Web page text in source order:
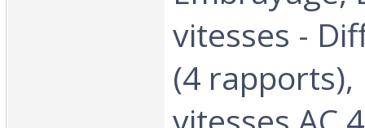
vitesses -
(4 rapports),